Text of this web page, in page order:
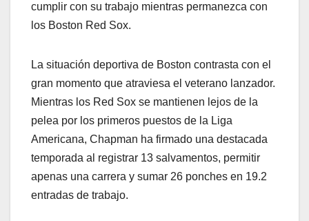
cumplir con su trabajo mientras permanezca con
los Boston Red Sox.
La situación deportiva de Boston contrasta con el
gran momento que atraviesa el veterano lanzador.
Mientras los Red Sox se mantienen lejos de la
pelea por los primeros puestos de la Liga
Americana, Chapman ha firmado una destacada
temporada al registrar 13 salvamentos, permitir
apenas una carrera y sumar 26 ponches en 19.2
entradas de trabajo.